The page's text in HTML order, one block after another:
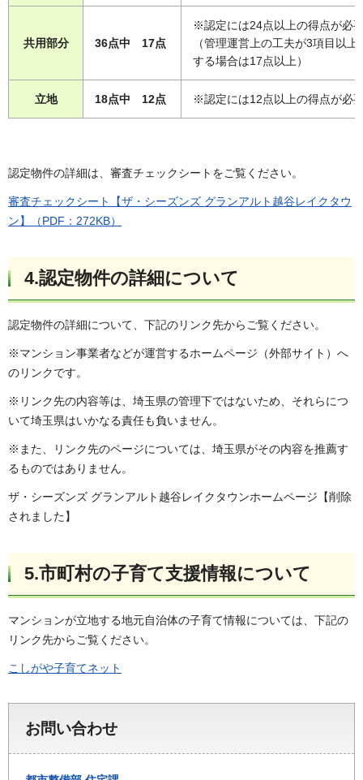
共用部分 36点中 17点
※認定には24点以上の得点が必
（管理運営上の工夫が3項目以上
する場合は17点以上）
立地 18点中 12点 ※認定には12点以上の得点が必
認定物件の詳細は、審査チェックシートをご覧ください。
審査チェックシート【ザ・シーズンズ グランアルト越谷レイクタウ
ン】（PDF：272KB）
4.認定物件の詳細について
認定物件の詳細について、下記のリンク先からご覧ください。
※マンション事業者などが運営するホームページ（外部サイト）へ
のリンクです。
※リンク先の内容等は、埼玉県の管理下ではないため、それらにつ
いて埼玉県はいかなる責任も負いません。
※また、リンク先のページについては、埼玉県がその内容を推薦す
るものではありません。
ザ・シーズンズ グランアルト越谷レイクタウンホームページ【削除
されました】
5.市町村の子育て支援情報について
マンションが立地する地元自治体の子育て情報については、下記の
リンク先からご覧ください。
こしがや子育てネット
お問い合わせ